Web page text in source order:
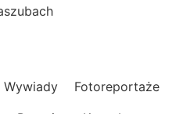
Wywiady
Fotoreportaże